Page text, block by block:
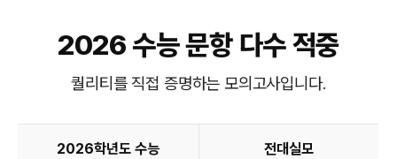
2026 수능 문항 다수 적중
퀄리티를 직접 증명하는 모의고사입니다.
2026학년도 수능 전대실모